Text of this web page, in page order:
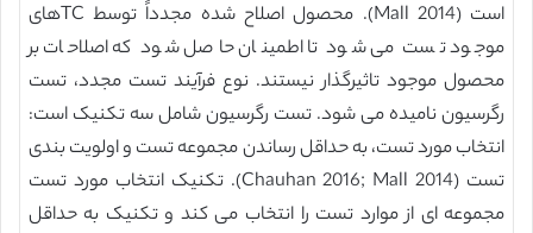
است (Mall 2014). محصول اصلاح شده مجدداً توسط TCهای
موجود تست می شود تا اطمینان حاصل شود که اصلاحات بر
محصول موجود تاثیرگذار نیستند. نوع فرآیند تست مجدد، تست
رگرسیون نامیده می شود. تست رگرسیون شامل سه تکنیک است:
انتخاب مورد تست، به حداقل رساندن مجموعه تست و اولویت بندی
تست (Chauhan 2016; Mall 2014). تکنیک انتخاب مورد تست
مجموعه ای از موارد تست را انتخاب می کند و تکنیک به حداقل